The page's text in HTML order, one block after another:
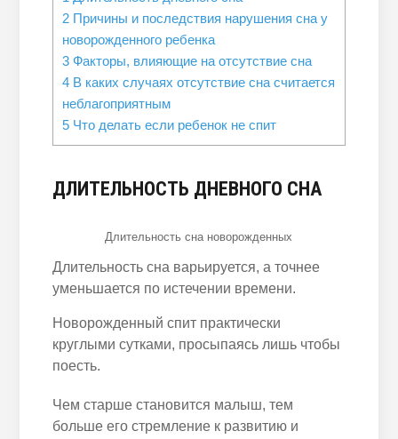
2Причины и последствия нарушения сна у
новорожденного ребенка
3Факторы, влияющие на отсутствие сна
4В каких случаях отсутствие сна считается
неблагоприятным
5Что делать если ребенок не спит
ДЛИТЕЛЬНОСТЬ ДНЕВНОГО СНА
Длительность сна новорожденных
Длительность сна варьируется, а точнее
уменьшается по истечении времени.
Новорожденный спит практически
круглыми сутками, просыпаясь лишь чтобы
поесть.
Чем старше становится малыш, тем
больше его стремление к развитию и